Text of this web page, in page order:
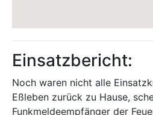
Einsatzbericht:
Noch waren nicht alle
Eßleben zurück zu Hause,
Funkmeldeempfänger der